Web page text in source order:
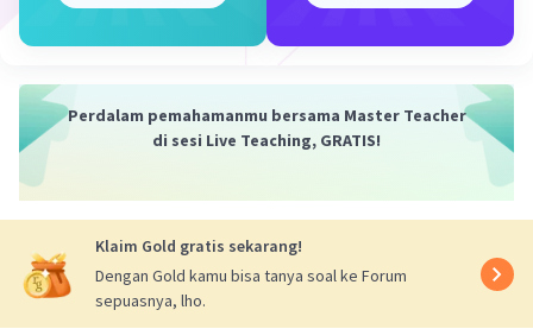
yang telah berhasil mendatangkan pengaruh Hindu-
Buddha di Indonesia adalah kasta Waisya yaitu
Beri Rating·0.0(0) Balas
Perdalam pemahamanmu bersama Master Teacher
di sesi Live Teaching, GRATIS!
Klaim Gold gratis sekarang!
Dengan Gold kamu bisa tanya soal ke Forum
sepuasnya, lho.